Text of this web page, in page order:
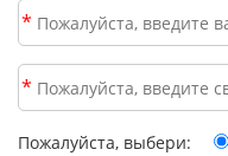
*
*
Пожалуйста, выбери: